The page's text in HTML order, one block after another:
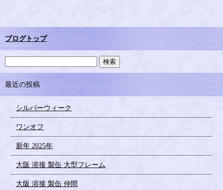
ブログトップ
最近の投稿
シルバーウィーク
ワンオフ
新年 2025年
大阪 溶接 製缶 大型フレーム
大阪 溶接 製缶 仲間